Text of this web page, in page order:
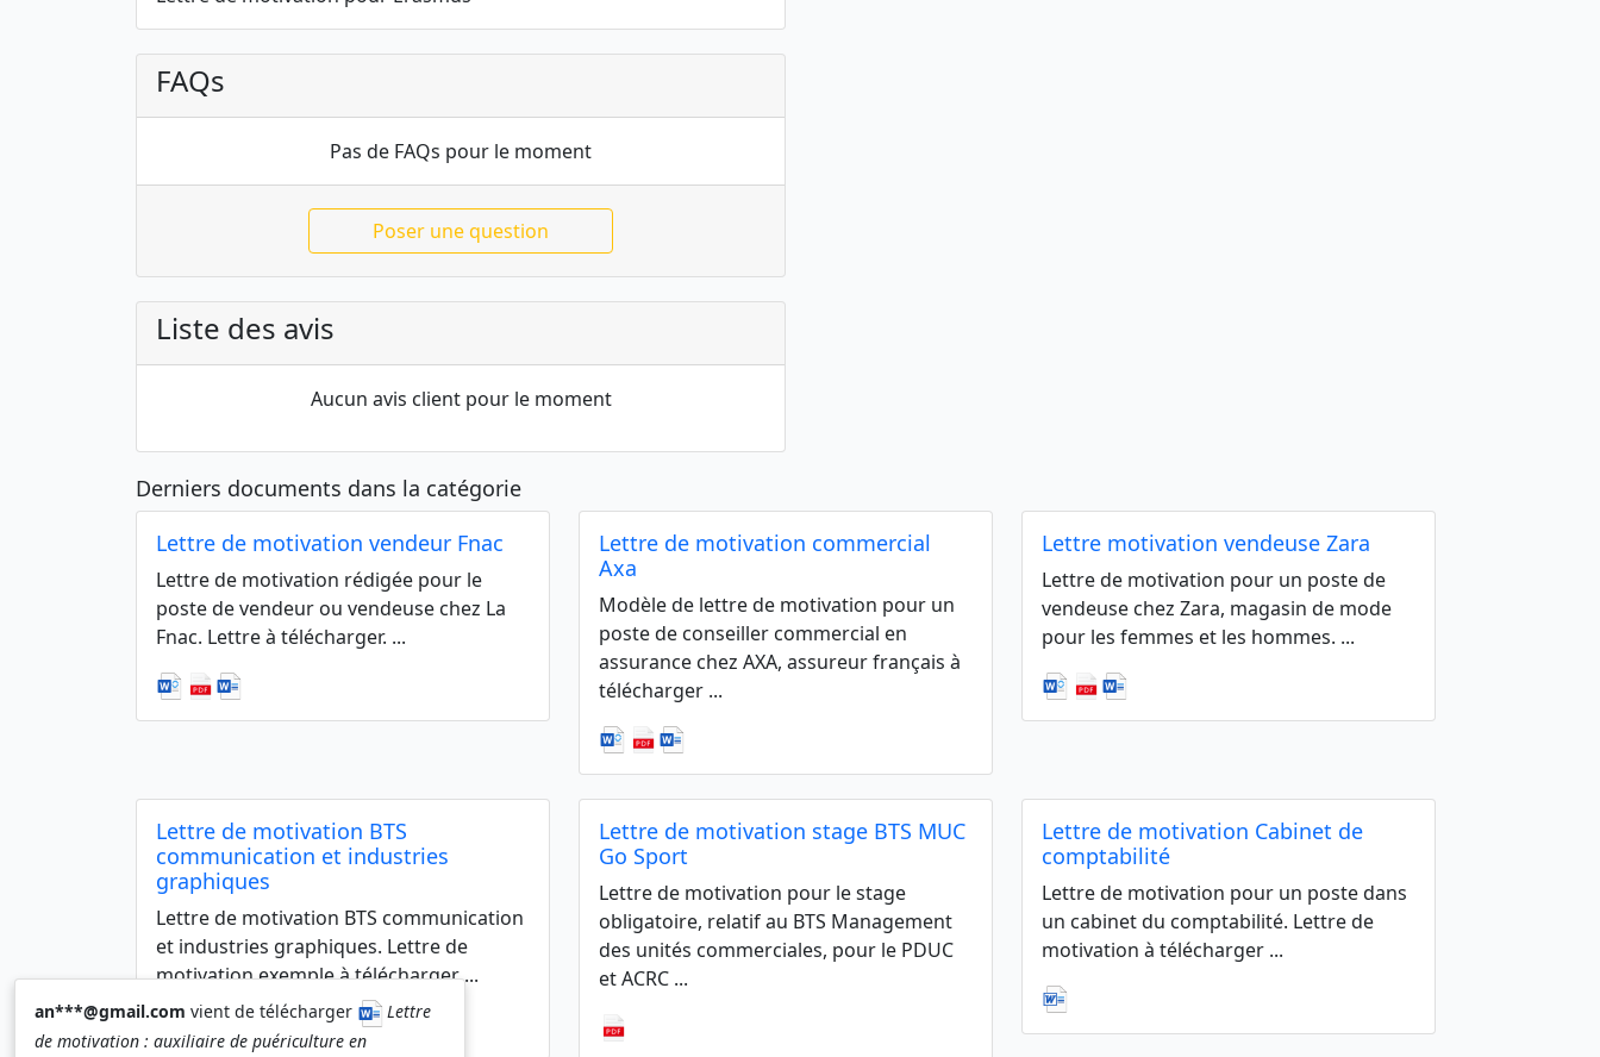
FAQs
Pas de FAQs pour le moment
Poser une question
Liste des avis
Aucun avis client pour le moment
Derniers documents dans la catégorie
Lettre de motivation vendeur Fnac
Lettre de motivation rédigée pour le
poste de vendeur ou vendeuse chez La
Fnac. Lettre à télécharger. ...
Lettre de motivation commercial
Axa
Modèle de lettre de motivation pour un
poste de conseiller commercial en
assurance chez AXA, assureur français à
télécharger ...
Lettre motivation vendeuse Zara
Lettre de motivation pour un poste de
vendeuse chez Zara, magasin de mode
pour les femmes et les hommes. ...
Lettre de motivation BTS
communication et industries
graphiques
Lettre de motivation BTS communication
et industries graphiques. Lettre de
motivation exemple à télécharger ...
Lettre de motivation stage BTS MUC
Go Sport
Lettre de motivation pour le stage
obligatoire, relatif au BTS Management
des unités commerciales, pour le PDUC
et ACRC ...
Lettre de motivation Cabinet de
comptabilité
Lettre de motivation pour un poste dans
un cabinet du comptabilité. Lettre de
motivation à télécharger ...
an***@gmail.com vient de télécharger
Lettre
de motivation : auxiliaire de puériculture en